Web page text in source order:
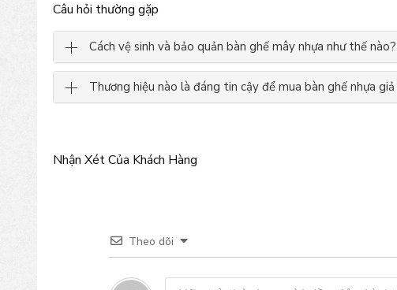
Câu hỏi thường gặp
Cách vệ sinh và bảo quản bàn ghế mây nhựa như thế nào?
Thương hiệu nào là đáng tin cậy để mua bàn ghế nhựa
Nhận Xét Của Khách Hàng
Theo dõi